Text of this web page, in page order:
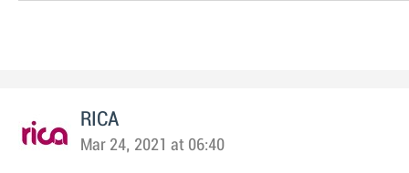
RICA
Mar 24, 2021 at 06:40